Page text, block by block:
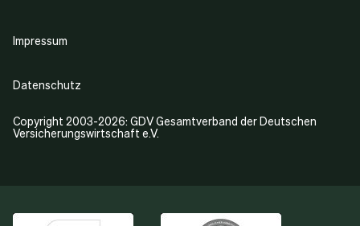
Copyright 2003-2026: GDV Gesamtverband der Deutschen
Versicherungswirtschaft e.V.
Impressum
Datenschutz